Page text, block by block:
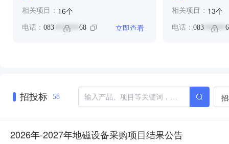
相关项目： 16个
电话： 083 ******* 68 立即查看
相关项目： 13个
电话： 083******
招投标 58
2026年-2027年地磁设备采购项目结果公告